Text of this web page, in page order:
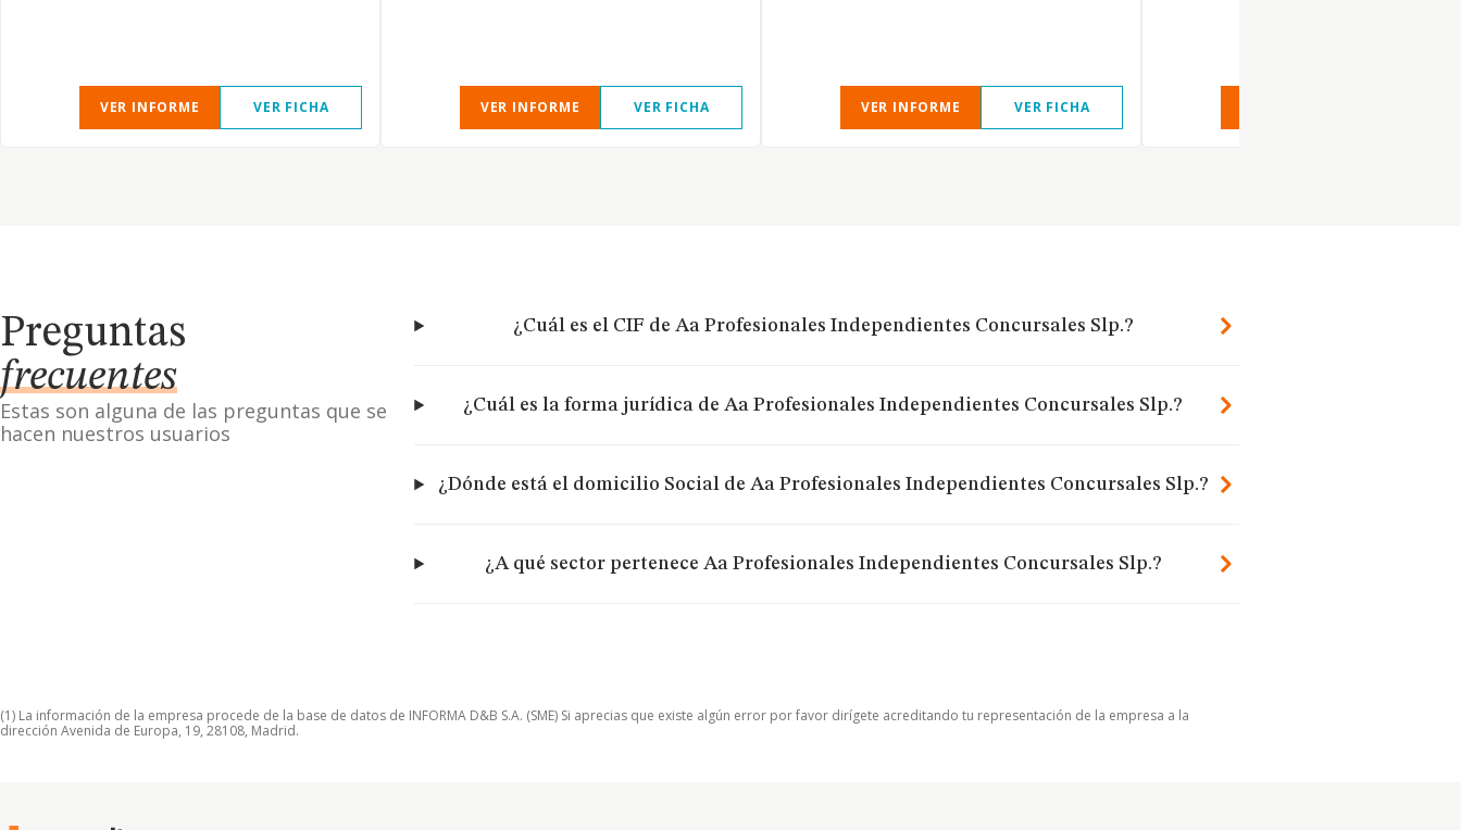
VER INFORME VER FICHA VER INFORME VER FICHA VER INFORME VER FICHA
Preguntas
frecuentes
Estas son alguna de las preguntas que se
hacen nuestros usuarios
¿Cuál es el CIF de Aa Profesionales Independientes Concursales Slp.?
¿Cuál es la forma jurídica de Aa Profesionales Independientes Concursales Slp.?
¿Dónde está el domicilio Social de Aa Profesionales Independientes Concursales Slp.?
¿A qué sector pertenece Aa Profesionales Independientes Concursales Slp.?
(1) La información de la empresa procede de la base de datos de INFORMA D&B S.A. (SME) Si aprecias que existe algún error por favor dirígete acreditando tu representación de la empresa a la
dirección Avenida de Europa, 19, 28108, Madrid.